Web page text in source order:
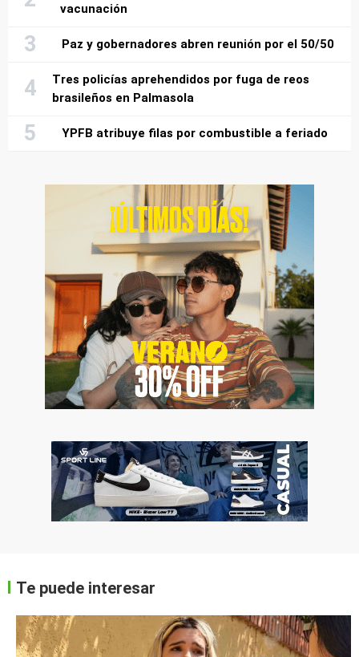
vacunación
Paz y gobernadores abren reunión por el 50/50
Tres policías aprehendidos por fuga de reos
brasileños en Palmasola
YPFB atribuye filas por combustible a feriado
Te puede interesar